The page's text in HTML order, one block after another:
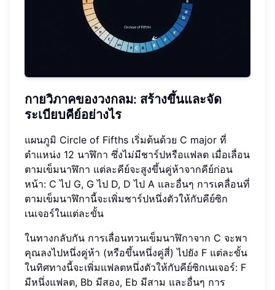
กายวิภาคของวงกลม: สร้างขึ้นและจัด
ระเบียบคีย์อย่างไร
แผนภูมิ Circle of Fifths เริ่มต้นด้วย C major ที่
ตำแหน่ง 12 นาฬิกา ซึ่งไม่มีชาร์ปหรือแฟลต เมื่อเลื่อน
ตามเข็มนาฬิกา แต่ละคีย์จะสูงขึ้นคู่ห้าจากคีย์ก่อน
หน้า: C ไป G, G ไป D, D ไป A และอื่นๆ การเคลื่อนที่
ตามเข็มนาฬิกานี้จะเพิ่มชาร์ปหนึ่งตัวให้กับคีย์ซิก
เนเจอร์ในแต่ละขั้น
ในทางกลับกัน การเลื่อนทวนเข็มนาฬิกาจาก C จะพา
คุณลงไปหนึ่งคู่ห้า (หรือขึ้นหนึ่งคู่สี่) ไปยัง F แต่ละขั้น
ในทิศทางนี้จะเพิ่มแฟลตหนึ่งตัวให้กับคีย์ซิกเนเจอร์: F
มีหนึ่งแฟลต, Bb มีสอง, Eb มีสาม และอื่นๆ การ